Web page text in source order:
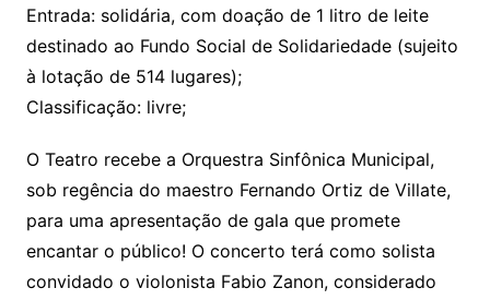
Entrada: solidária, com doação de 1 litro de leite
destinado ao Fundo Social de Solidariedade (sujeito
à lotação de 514 lugares);
Classificação: livre;
O Teatro recebe a Orquestra Sinfônica Municipal,
sob regência do maestro Fernando Ortiz de Villate,
para uma apresentação de gala que promete
encantar o público! O concerto terá como solista
convidado o violonista Fabio Zanon, considerado